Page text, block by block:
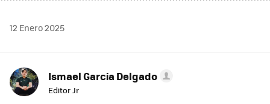
12 Enero 2025
Ismael Garcia Delgado
Editor Jr